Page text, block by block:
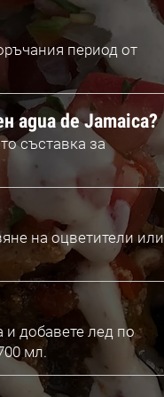
период от
agua de Jamaica?
съставка за
на оцветители или
и добавете лед по
мл.